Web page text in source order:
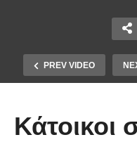
PREV VIDEO
Κάτοικοι